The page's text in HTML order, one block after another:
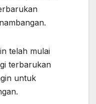
telah mulai
terbarukan
untuk